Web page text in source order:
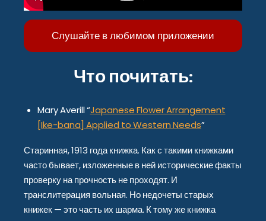
Слушайте в любимом приложении
Что почитать:
Mary Averill “Japanese Flower Arrangement
[Ike-bana] Applied to Western Needs”
Старинная, 1913 года книжка. Как с такими книжками
часто бывает, изложенные в ней исторические факты
проверку на прочность не проходят. И
транслитерация вольная. Но недочеты старых
книжек — это часть их шарма. К тому же книжка